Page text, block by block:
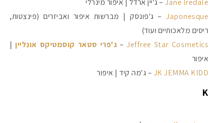
Jane Iredale – ג'יין ארדל | איפור מינרלי
Japonesque – ג'פונסק | מברשות איפור ואביזרים (פינצטות,
ריסים מלאכותיים ועוד)
Jeffree Star Cosmetics
– ג'פרי סטאר קוסמטיקס אונליין |
איפור
JK JEMMA KIDD – ג'מה קיד | איפור
K